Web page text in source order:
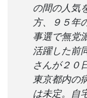
の間の人気
方、９５年
事選で無党
活躍した前
さんが２０
東京都内の
は未定。自